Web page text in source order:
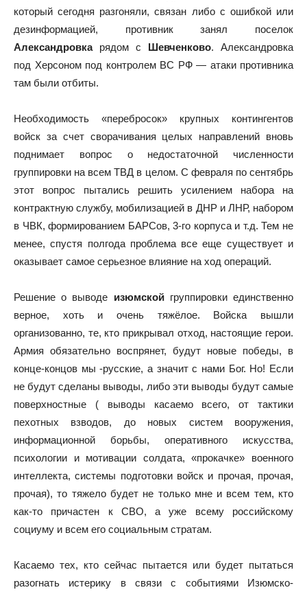
который сегодня разгоняли, связан либо с ошибкой или
дезинформацией, противник занял поселок
Александровкарядом с Шевченково. Александровка
под Херсоном под контролем ВС РФ — атаки противника
там были отбиты.
Необходимость «перебросок» крупных контингентов
войск за счет сворачивания целых направлений вновь
поднимает вопрос о недостаточной численности
группировки на всем ТВД в целом. С февраля по сентябрь
этот вопрос пытались решить усилением набора на
контрактную службу, мобилизацией в ДНР и ЛНР, набором
в ЧВК, формированием БАРСов, 3-го корпуса и т.д. Тем не
менее, спустя полгода проблема все еще существует и
оказывает самое серьезное влияние на ход операций.
Решение о выводе изюмскойгруппировки единственно
верное, хоть и очень тяжёлое. Войска вышли
организованно, те, кто прикрывал отход, настоящие герои.
Армия обязательно воспрянет, будут новые победы, в
конце-концов мы -русские, а значит с нами Бог. Но! Если
не будут сделаны выводы, либо эти выводы будут самые
поверхностные ( выводы касаемо всего, от тактики
пехотных взводов, до новых систем вооружения,
информационной борьбы, оперативного искусства,
психологии и мотивации солдата, «прокачке» военного
интеллекта, системы подготовки войск и прочая, прочая,
прочая), то тяжело будет не только мне и всем тем, кто
как-то причастен к СВО, а уже всему российскому
социуму и всем его социальным стратам.
Касаемо тех, кто сейчас пытается или будет пытаться
разогнать истерику в связи с событиями Изюмско-